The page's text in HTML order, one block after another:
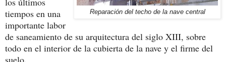
Reparación del techo de la nave central
tiempos en una
importante labor
de saneamiento de su arquitectura del siglo XIII, sobre
todo en el interior de la cubierta de la nave y el firme del
suelo.